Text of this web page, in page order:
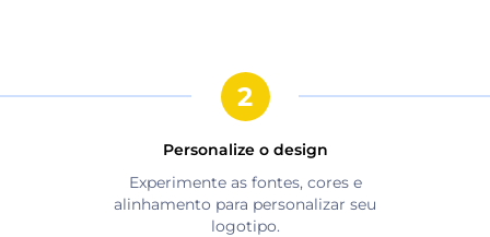
Personalize o design
Experimente as fontes, cores e
alinhamento para personalizar seu
logotipo.